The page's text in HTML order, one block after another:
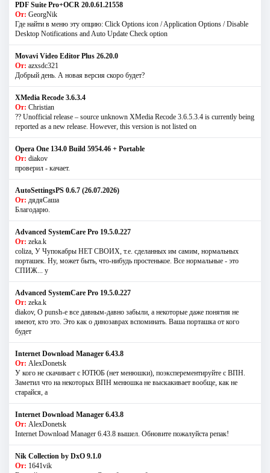
PDF Suite Pro+OCR 20.0.61.21558
От: GeorgNik
Где найти в меню эту опцию: Click Options icon / Application Options / Disable
Desktop Notifications and Auto Update Check option
Movavi Video Editor Plus 26.20.0
От: azxsdc321
Добрый день. А новая версия скоро будет?
XMedia Recode 3.6.3.4
От: Christian
?? Unofficial release – source unknown XMedia Recode 3.6.5.3.4 is currently being
reported as a new release. However, this version is not listed on
Opera One 134.0 Build 5954.46 + Portable
От: diakov
проверил - качает.
AutoSettingsPS 0.6.7 (26.07.2026)
От: дядяСаша
Благодарю.
Advanced SystemCare Pro 19.5.0.227
От: zeka.k
coliza, У Чупокабры НЕТ СВОИХ, т.е. сделанных им самим, нормальных
порташек. Ну, может быть, что-нибудь простенькое. Все нормальные - это
СПИЖ... у
Advanced SystemCare Pro 19.5.0.227
От: zeka.k
diakov, О punsh-е все давным-давно забыли, а некоторые даже понятия не
имеют, кто это. Это как о динозаврах вспоминать. Ваша порташка от кого
будет
Internet Download Manager 6.43.8
От: AlexDonetsk
У кого не скачивает с ЮТЮБ (нет менюшки), поэксперементируйте с ВПН.
Заметил что на некоторых ВПН менюшка не выскакивает вообще, как не
старайся, а
Internet Download Manager 6.43.8
От: AlexDonetsk
Internet Download Manager 6.43.8 вышел. Обновите пожалуйста репак!
Nik Collection by DxO 9.1.0
От: 1641vik